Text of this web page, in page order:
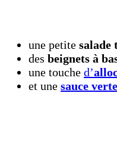
une petite salade
des beignets à
une touche d’
et une sauce